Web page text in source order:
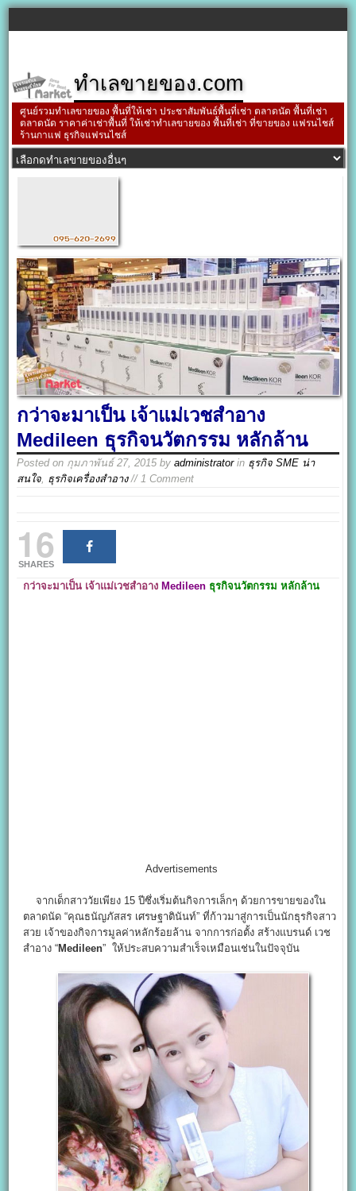
ทำเลขายของ.com
ศูนย์รวมทำเลขายของ พื้นที่ให้เช่า ประชาสัมพันธ์พื้นที่เช่า ตลาดนัด พื้นที่เช่า
ตลาดนัด ราคาค่าเช่าพื้นที่ ให้เช่าทำเลขายของ พื้นที่เช่า ที่ขายของ แฟรนไชส์
ร้านกาแฟ ธุรกิจแฟรนไชส์
กว่าจะมาเป็น เจ้าแม่เวชสำอาง
Medileen ธุรกิจนวัตกรรม หลักล้าน
Posted on กุมภาพันธ์ 27, 2015 byadministratorin ธุรกิจ SME น่า
สนใจ, ธุรกิจเครื่องสำอาง// 1 Comment
16
SHARES
กว่าจะมาเป็น เจ้าแม่เวชสำอาง Medileen ธุรกิจนวัตกรรม หลักล้าน
Advertisements
จากเด็กสาววัยเพียง 15 ปีซึ่งเริ่มต้นกิจการเล็กๆ ด้วยการขายของใน
ตลาดนัด “คุณธนัญภัสสร เศรษฐาตินันท์” ที่ก้าวมาสู่การเป็นนักธุรกิจสาว
สวย เจ้าของกิจการมูลค่าหลักร้อยล้าน จากการก่อตั้ง สร้างแบรนด์ เวช
สำอาง “Medileen” ให้ประสบความสำเร็จเหมือนเช่นในปัจจุบัน